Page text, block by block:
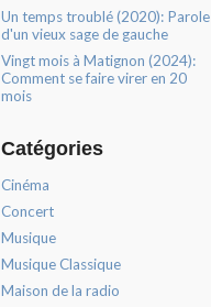
Un temps troublé (2020): Parole
d'un vieux sage de gauche
Vingt mois à Matignon (2024):
Comment se faire virer en 20
mois
Catégories
Cinéma
Concert
Musique
Musique Classique
Maison de la radio